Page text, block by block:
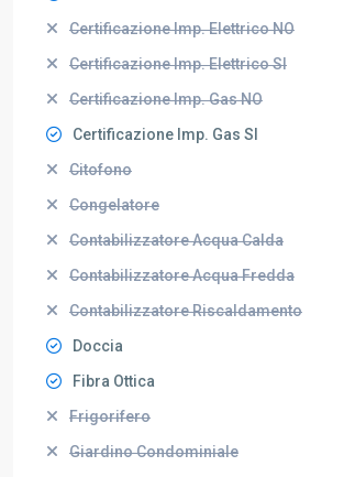
Certificazione Imp. Elettrico NO
Certificazione Imp. Elettrico SI
Certificazione Imp. Gas NO
Certificazione Imp. Gas SI
Citofono
Congelatore
Contabilizzatore Acqua Calda
Contabilizzatore Acqua Fredda
Contabilizzatore Riscaldamento
Doccia
Fibra Ottica
Frigorifero
Giardino Condominiale